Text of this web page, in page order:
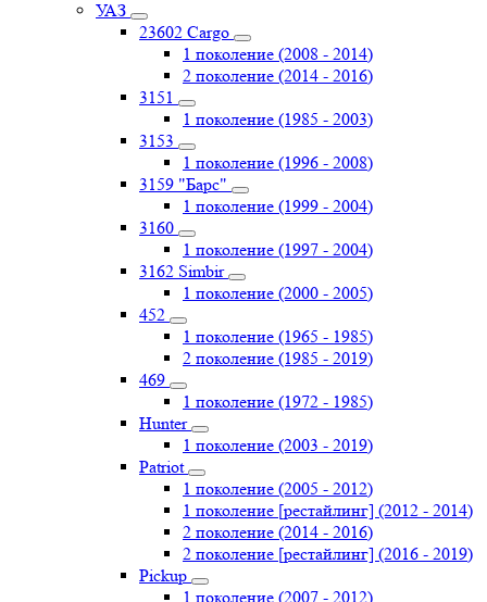
УАЗ
23602 Cargo
1 поколение (2008 - 2014)
2 поколение (2014 - 2016)
3151
1 поколение (1985 - 2003)
3153
1 поколение (1996 - 2008)
3159 "Барс"
1 поколение (1999 - 2004)
3160
1 поколение (1997 - 2004)
3162 Simbir
1 поколение (2000 - 2005)
452
1 поколение (1965 - 1985)
2 поколение (1985 - 2019)
469
1 поколение (1972 - 1985)
Hunter
1 поколение (2003 - 2019)
Patriot
1 поколение (2005 - 2012)
1 поколение [рестайлинг] (2012 - 2014)
2 поколение (2014 - 2016)
2 поколение [рестайлинг] (2016 - 2019)
Pickup
1 поколение (2007 - 2012)